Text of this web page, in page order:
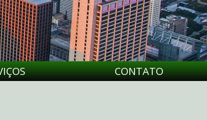
CONTATO